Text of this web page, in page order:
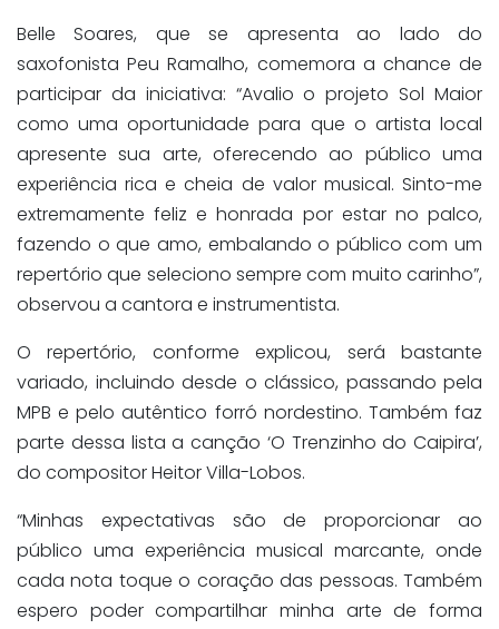
Belle Soares, que se apresenta ao lado do
saxofonista Peu Ramalho, comemora a chance de
participar da iniciativa: “Avalio o projeto Sol Maior
como uma oportunidade para que o artista local
apresente sua arte, oferecendo ao público uma
experiência rica e cheia de valor musical. Sinto-me
extremamente feliz e honrada por estar no palco,
fazendo o que amo, embalando o público com um
repertório que seleciono sempre com muito carinho”,
observou a cantora e instrumentista.
O repertório, conforme explicou, será bastante
variado, incluindo desde o clássico, passando pela
MPB e pelo autêntico forró nordestino. Também faz
parte dessa lista a canção ‘O Trenzinho do Caipira’,
do compositor Heitor Villa-Lobos.
“⁠Minhas expectativas são de proporcionar ao
público uma experiência musical marcante, onde
cada nota toque o coração das pessoas. Também
espero poder compartilhar minha arte de forma